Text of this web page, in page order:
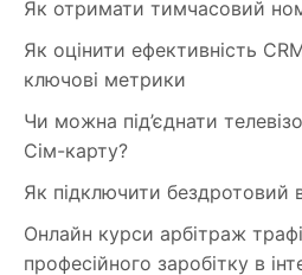
Як отримати тимчасовий
Як оцінити ефективність
ключові метрики
Чи можна під’єднати
Сім-карту?
Як підключити бездротовий
Онлайн курси арбітраж
професійного заробітку в